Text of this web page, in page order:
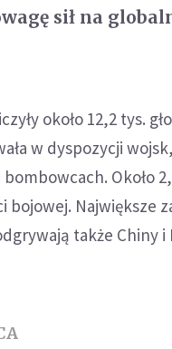
sił na
około 12,2 tys.
w dyspozycji
Około
Największe
także Chiny i